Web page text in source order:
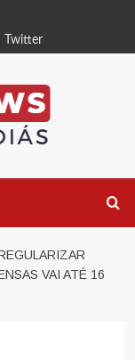
Twitter
VAI ATÉ 16